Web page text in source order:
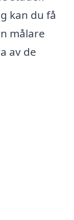
kan du få
målare
av de